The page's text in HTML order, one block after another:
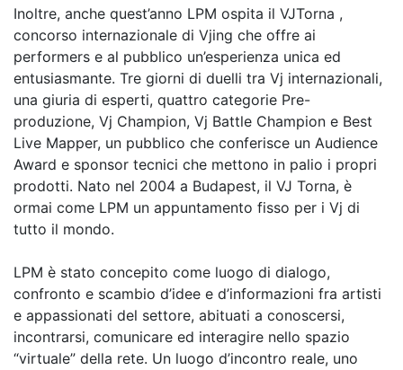
Inoltre, anche quest’anno LPM ospita il VJTorna ,
concorso internazionale di Vjing che offre ai
performers e al pubblico un’esperienza unica ed
entusiasmante. Tre giorni di duelli tra Vj internazionali,
una giuria di esperti, quattro categorie Pre-
produzione, Vj Champion, Vj Battle Champion e Best
Live Mapper, un pubblico che conferisce un Audience
Award e sponsor tecnici che mettono in palio i propri
prodotti. Nato nel 2004 a Budapest, il VJ Torna, è
ormai come LPM un appuntamento fisso per i Vj di
tutto il mondo.
LPM è stato concepito come luogo di dialogo,
confronto e scambio d’idee e d’informazioni fra artisti
e appassionati del settore, abituati a conoscersi,
incontrarsi, comunicare ed interagire nello spazio
“virtuale” della rete. Un luogo d’incontro reale, uno